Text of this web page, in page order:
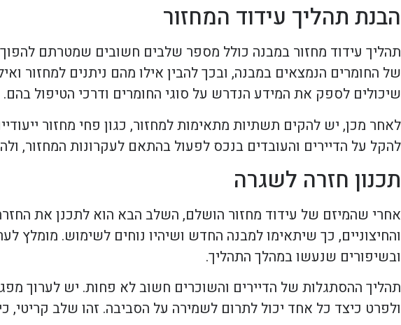
הבנת תהליך עידוד המחזור
תהליך עידוד מחזור במבנה כולל מספר שלבים חשובים שמטרתם
של החומרים הנמצאים במבנה, ובכך להבין אילו מהם ניתנים למחזור
שיכולים לספק את המידע הנדרש על סוגי החומרים ודרכי הטיפול בהם.
לאחר מכן, יש להקים תשתיות מתאימות למחזור, כגון פחי מחזור
להקל על הדיירים והעובדים בנכס לפעול בהתאם לעקרונות המחזור,
תכנון חזרה לשגרה
אחרי שהמיזם של עידוד מחזור הושלם, השלב הבא הוא לתכנן את
והחיצוניים, כך שיתאימו למבנה החדש ושיהיו נוחים לשימוש. מומלץ
ובשיפורים שנעשו במהלך התהליך.
תהליך ההסתגלות של הדיירים והשוכרים חשוב לא פחות. יש לערוך
ולפרט כיצד כל אחד יכול לתרום לשמירה על הסביבה. זהו שלב קריטי,